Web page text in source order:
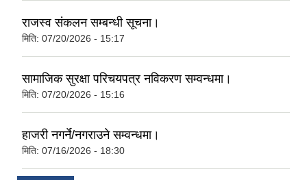
राजस्व संकलन सम्बन्धी सूचना।
मिति: 07/20/2026 - 15:17
सामाजिक सुरक्षा परिचयपत्र नविकरण सम्वन्धमा।
मिति: 07/20/2026 - 15:16
हाजरी नगर्ने/नगराउने सम्वन्धमा।
मिति: 07/16/2026 - 18:30